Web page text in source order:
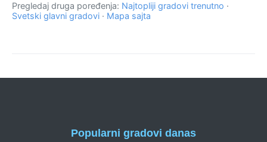
Pregledaj druga poređenja: Najtopliji gradovi trenutno ·
Svetski glavni gradovi · Mapa sajta
Popularni gradovi danas